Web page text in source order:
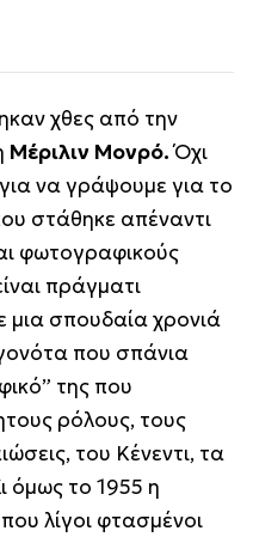
χθες από την
Μέριλιν Μονρό.Όχι
να γράψουμε για το
στάθηκε απέναντι
φωτογραφικούς
πράγματι
μια σπουδαία χρονιά
που σπάνια
της που
ρόλους, τους
του Κένεντι, τα
όμως το 1955 η
λίγοι φτασμένοι